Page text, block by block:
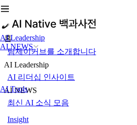
AI Leadership
AI NEWS
AI Tools
홈
팀제이커브를 소개합니다
AI Leadership
AI 리더십 인사이트
AI NEWS
최신 AI 소식 모음
Insight